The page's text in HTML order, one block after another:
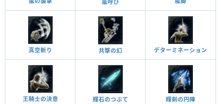
嵐呼び
真空斬り 共撃の幻 デターミネーション
王騎士の決意 輝石のつぶて 輝剣の円陣